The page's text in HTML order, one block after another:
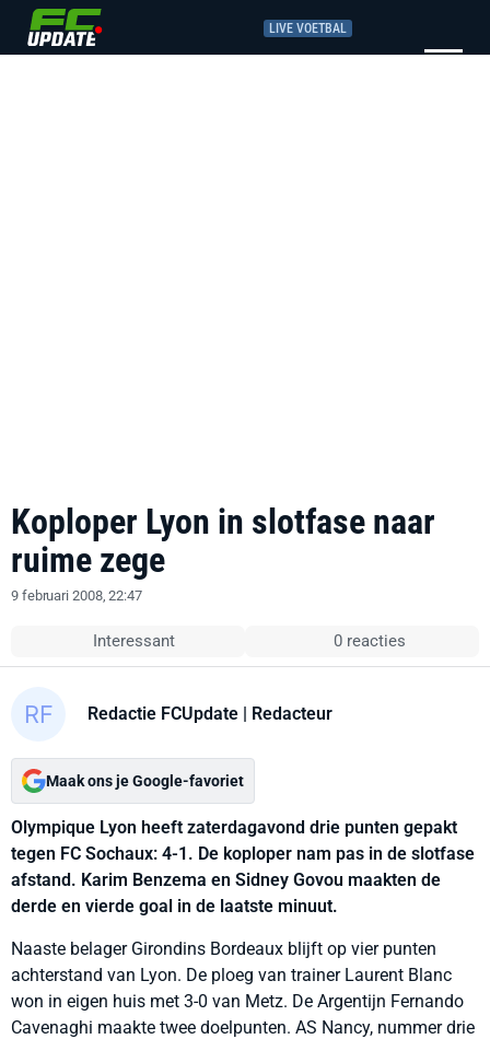
LIVE VOETBAL
Koploper Lyon in slotfase naar
ruime zege
9 februari 2008, 22:47
Interessant 0 reacties
Redactie FCUpdate | Redacteur
Maak ons je Google-favoriet
Olympique Lyon heeft zaterdagavond drie punten gepakt
tegen FC Sochaux: 4-1. De koploper nam pas in de slotfase
afstand. Karim Benzema en Sidney Govou maakten de
derde en vierde goal in de laatste minuut.
Naaste belager Girondins Bordeaux blijft op vier punten
achterstand van Lyon. De ploeg van trainer Laurent Blanc
won in eigen huis met 3-0 van Metz. De Argentijn Fernando
Cavenaghi maakte twee doelpunten. AS Nancy, nummer drie